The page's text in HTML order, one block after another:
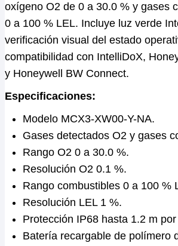
oxígeno O2 de 0 a 30.0 % y gases
0 a 100 % LEL. Incluye luz verde
verificación visual del estado
compatibilidad con IntelliDoX,
y Honeywell BW Connect.
Especificaciones:
Modelo MCX3-XW00-Y-NA.
Gases detectados O2 y gases
Rango O2 0 a 30.0 %.
Resolución O2 0.1 %.
Rango combustibles 0 a 100 %
Resolución LEL 1 %.
Protección IP68 hasta 1.2 m
Batería recargable de polímero